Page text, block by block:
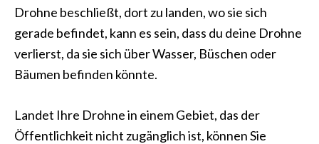
Drohne beschließt, dort zu landen, wo sie sich
gerade befindet, kann es sein, dass du deine Drohne
verlierst, da sie sich über Wasser, Büschen oder
Bäumen befinden könnte.
Landet Ihre Drohne in einem Gebiet, das der
Öffentlichkeit nicht zugänglich ist, können Sie